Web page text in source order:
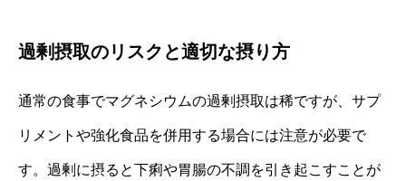
過剰摂取のリスクと適切な摂り方
通常の食事でマグネシウムの過剰摂取は稀ですが、サプ
リメントや強化食品を併用する場合には注意が必要で
す。過剰に摂ると下痢や胃腸の不調を引き起こすことが